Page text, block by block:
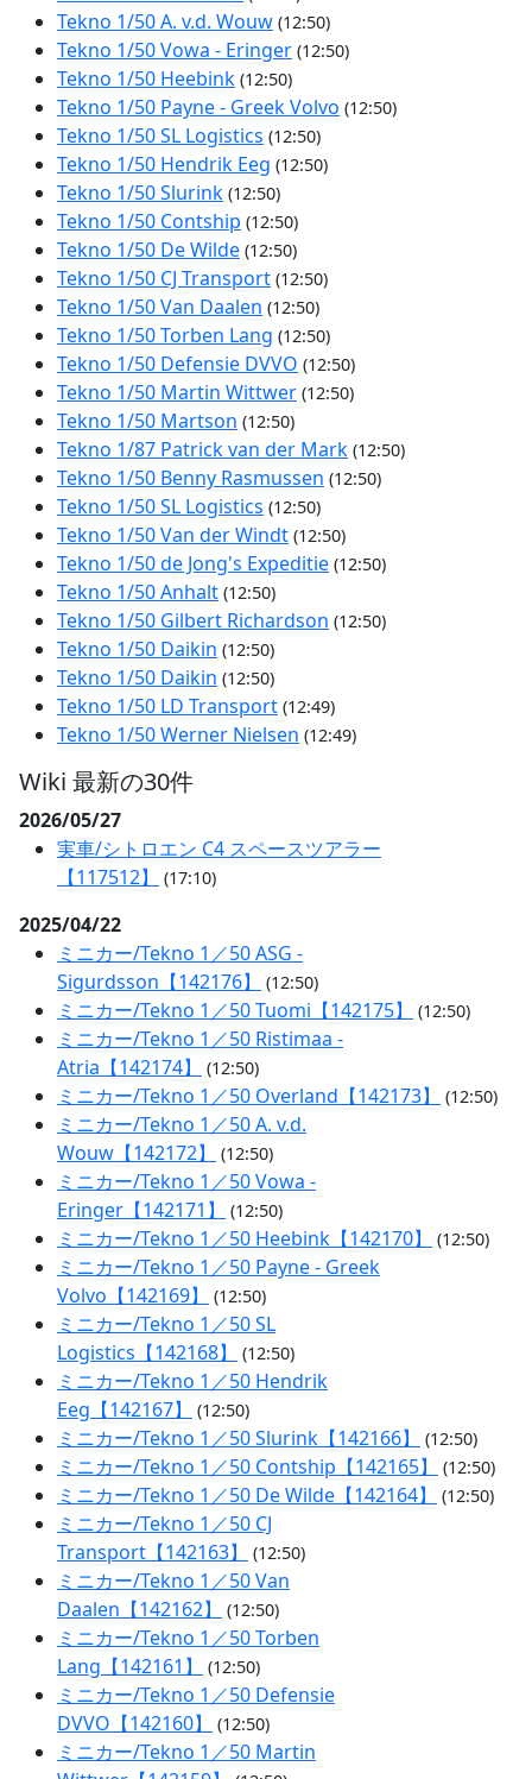
Tekno 1/50 A. v.d. Wouw (12:50)
Tekno 1/50 Vowa - Eringer (12:50)
Tekno 1/50 Heebink (12:50)
Tekno 1/50 Payne - Greek Volvo (12:50)
Tekno 1/50 SL Logistics (12:50)
Tekno 1/50 Hendrik Eeg (12:50)
Tekno 1/50 Slurink (12:50)
Tekno 1/50 Contship (12:50)
Tekno 1/50 De Wilde (12:50)
Tekno 1/50 CJ Transport (12:50)
Tekno 1/50 Van Daalen (12:50)
Tekno 1/50 Torben Lang (12:50)
Tekno 1/50 Defensie DVVO (12:50)
Tekno 1/50 Martin Wittwer (12:50)
Tekno 1/50 Martson (12:50)
Tekno 1/87 Patrick van der Mark (12:50)
Tekno 1/50 Benny Rasmussen (12:50)
Tekno 1/50 SL Logistics (12:50)
Tekno 1/50 Van der Windt (12:50)
Tekno 1/50 de Jong's Expeditie (12:50)
Tekno 1/50 Anhalt (12:50)
Tekno 1/50 Gilbert Richardson (12:50)
Tekno 1/50 Daikin (12:50)
Tekno 1/50 Daikin (12:50)
Tekno 1/50 LD Transport (12:49)
Tekno 1/50 Werner Nielsen (12:49)
Wiki 最新の30件
2026/05/27
実車/シトロエン C4 スペースツアラー
【117512】
(17:10)
2025/04/22
ミニカー/Tekno 1／50 ASG -
Sigurdsson【142176】
(12:50)
ミニカー/Tekno 1／50 Tuomi【142175】 (12:50)
ミニカー/Tekno 1／50 Ristimaa -
Atria【142174】
(12:50)
ミニカー/Tekno 1／50 Overland【142173】 (12:50)
ミニカー/Tekno 1／50 A. v.d.
Wouw【142172】
(12:50)
ミニカー/Tekno 1／50 Vowa -
Eringer【142171】
(12:50)
ミニカー/Tekno 1／50 Heebink【142170】 (12:50)
ミニカー/Tekno 1／50 Payne - Greek
Volvo【142169】
(12:50)
ミニカー/Tekno 1／50 SL
Logistics【142168】
(12:50)
ミニカー/Tekno 1／50 Hendrik
Eeg【142167】
(12:50)
ミニカー/Tekno 1／50 Slurink【142166】 (12:50)
ミニカー/Tekno 1／50 Contship【142165】 (12:50)
ミニカー/Tekno 1／50 De Wilde【142164】 (12:50)
ミニカー/Tekno 1／50 CJ
Transport【142163】
(12:50)
ミニカー/Tekno 1／50 Van
Daalen【142162】
(12:50)
ミニカー/Tekno 1／50 Torben
Lang【142161】
(12:50)
ミニカー/Tekno 1／50 Defensie
DVVO【142160】
(12:50)
ミニカー/Tekno 1／50 Martin